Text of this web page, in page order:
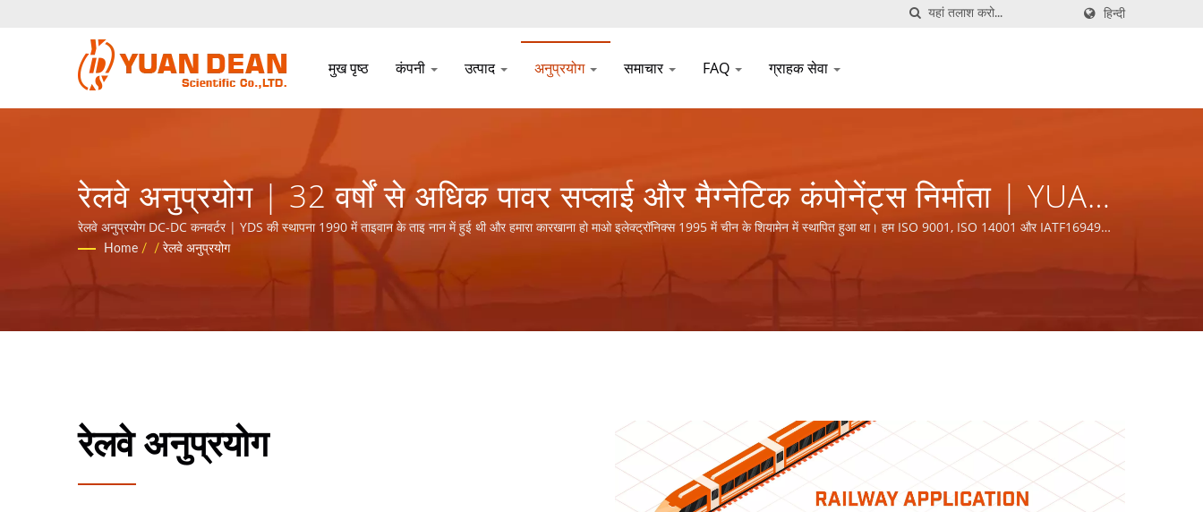
हिन्दी
मुख पृष्ठ कंपनी उत्पाद अनुप्रयोग समाचार FAQ ग्राहक सेवा
रेलवे अनुप्रयोग | 32 वर्षों से अधिक पावर सप्लाई और मैग्नेटिक कंपोनेंट्स निर्माता | YUAN
DEAN SCIENTIFIC CO., LTD.
रेलवे अनुप्रयोग DC-DC कनवर्टर | YDS की स्थापना 1990 में ताइवान के ताइ नान में हुई थी और हमारा कारखाना हो माओ इलेक्ट्रॉनिक्स 1995 में चीन के शियामेन में स्थापित हुआ था। हम ISO 9001, ISO 14001 और IATF16949
प्रमाणित प्रमुख इलेक्ट्रॉनिक निर्माता हैं।
Home / / रेलवे अनुप्रयोग
रेलवे अनुप्रयोग